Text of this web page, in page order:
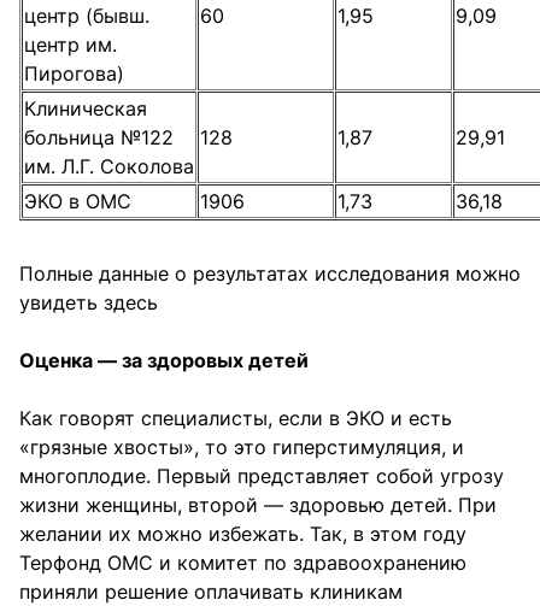
центр (бывш.
центр им.
Пирогова)
60 1,95 9,09
Клиническая
больница №122
им. Л.Г. Соколова
128 1,87 29,91
ЭКО в ОМС 1906 1,73 36,18
Полные данные о результатах исследования можно
увидеть здесь
Оценка — за здоровых детей
Как говорят специалисты, если в ЭКО и есть
«грязные хвосты», то это гиперстимуляция, и
многоплодие. Первый представляет собой угрозу
жизни женщины, второй — здоровью детей. При
желании их можно избежать. Так, в этом году
Терфонд ОМС и комитет по здравоохранению
приняли решение оплачивать клиникам